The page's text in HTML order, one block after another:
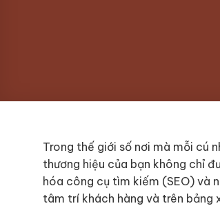
Trong thế giới số nơi mà mỗi cú
thương hiệu của bạn không chỉ
hóa công cụ tìm kiếm (SEO) và
tâm trí khách hàng và trên bảng